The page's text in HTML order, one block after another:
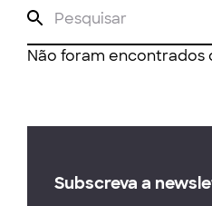
Não foram encontrados
Subscreva a